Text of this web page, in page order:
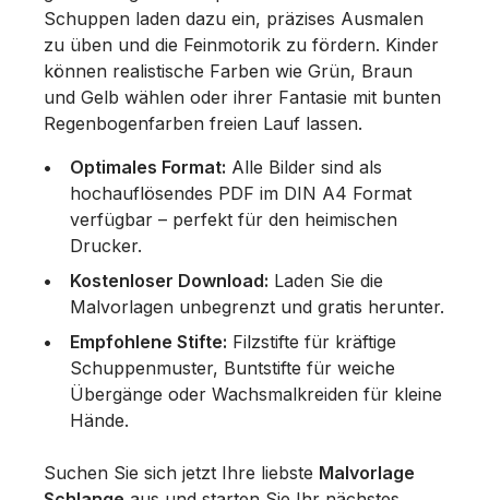
Schuppen laden dazu ein, präzises Ausmalen
zu üben und die Feinmotorik zu fördern. Kinder
können realistische Farben wie Grün, Braun
und Gelb wählen oder ihrer Fantasie mit bunten
Regenbogenfarben freien Lauf lassen.
Optimales Format: Alle Bilder sind als
hochauflösendes PDF im DIN A4 Format
verfügbar – perfekt für den heimischen
Drucker.
Kostenloser Download: Laden Sie die
Malvorlagen unbegrenzt und gratis herunter.
Empfohlene Stifte: Filzstifte für kräftige
Schuppenmuster, Buntstifte für weiche
Übergänge oder Wachsmalkreiden für kleine
Hände.
Suchen Sie sich jetzt Ihre liebste Malvorlage